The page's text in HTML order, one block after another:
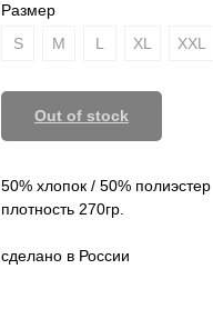
Размер
S
М L XL XXL
Out of stock
50% хлопок / 50% полиэстер
плотность 270гр.
сделано в России